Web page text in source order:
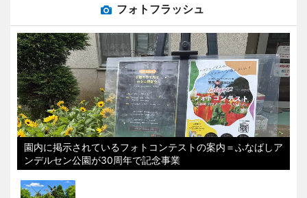
フォトフラッシュ
園内に掲示されているフォトコンテストの案内＝ふなばしア
ンデルセン公園が30周年で記念事業